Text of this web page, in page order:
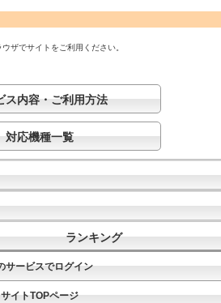
ザでサイトをご利用ください。
ス内容・ご利用方法
対応機種一覧
ランキング
サービスでログイン
サイトTOPページ